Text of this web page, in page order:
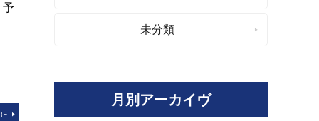
予
未分類
月別アーカイヴ